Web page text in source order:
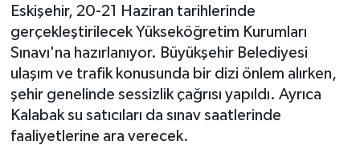
Eskişehir, 20-21 Haziran tarihlerinde
gerçekleştirilecek Yükseköğretim Kurumları
Sınavı'na hazırlanıyor. Büyükşehir Belediyesi
ulaşım ve trafik konusunda bir dizi önlem alırken,
şehir genelinde sessizlik çağrısı yapıldı. Ayrıca
Kalabak su satıcıları da sınav saatlerinde
faaliyetlerine ara verecek.
Eskişehir
Eskişehirspor
Genel
Gündem
Haber Arşivi